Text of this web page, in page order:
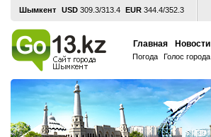
Шымкент USD 309.3/313.4 EUR 344.4/352.3
Главная Новости
Погода Голос города